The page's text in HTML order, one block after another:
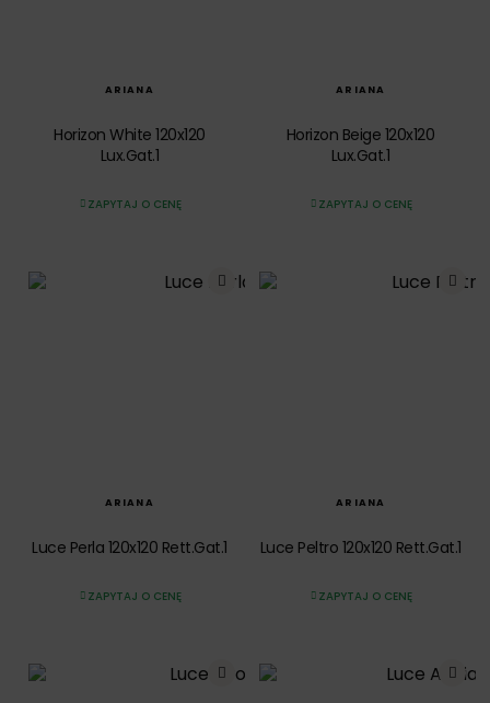
ARIANA
Horizon White 120x120
Lux.Gat.1
ZAPYTAJ O CENĘ
ARIANA
Horizon Beige 120x120
Lux.Gat.1
ZAPYTAJ O CENĘ
ARIANA
Luce Perla 120x120 Rett.Gat.1
ZAPYTAJ O CENĘ
ARIANA
Luce Peltro 120x120 Rett.Gat.1
ZAPYTAJ O CENĘ